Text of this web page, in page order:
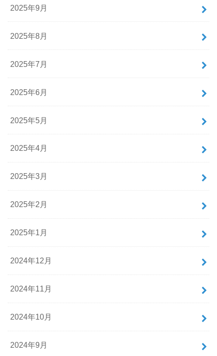
2025年9月
2025年8月
2025年7月
2025年6月
2025年5月
2025年4月
2025年3月
2025年2月
2025年1月
2024年12月
2024年11月
2024年10月
2024年9月